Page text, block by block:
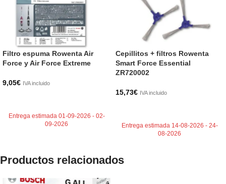
Filtro espuma Rowenta Air
Force y Air Force Extreme
9,05€ IVA incluido
Entrega estimada 01-09-2026 - 02-
09-2026
Cepillitos + filtros Rowenta
Smart Force Essential
ZR720002
15,73€ IVA incluido
Entrega estimada 14-08-2026 - 24-
08-2026
Productos relacionados